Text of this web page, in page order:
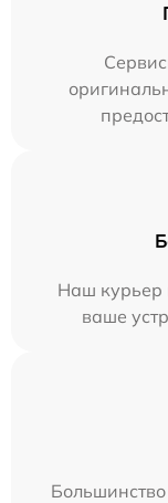
Наш курьер
ваше